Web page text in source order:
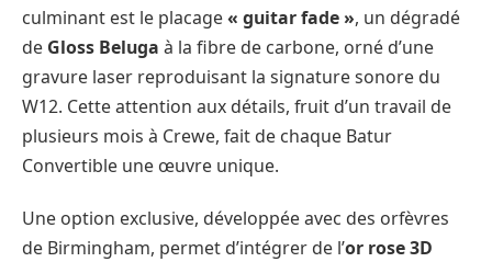
culminant est le placage« guitar fade », un dégradé
de Gloss Beluga à la fibre de carbone, orné d’une
gravure laser reproduisant la signature sonore du
W12. Cette attention aux détails, fruit d’un travail de
plusieurs mois à Crewe, fait de chaque Batur
Convertible une œuvre unique.
Une option exclusive, développée avec des orfèvres
de Birmingham, permet d’intégrer de l’or rose 3D